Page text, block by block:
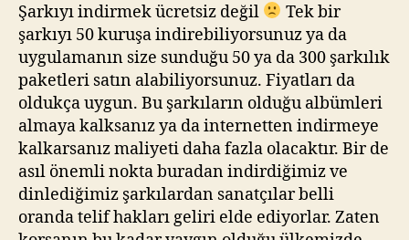
Şarkıyı indirmek ücretsiz değil
Tek bir
şarkıyı 50 kuruşa indirebiliyorsunuz ya da
uygulamanın size sunduğu 50 ya da 300 şarkılık
paketleri satın alabiliyorsunuz. Fiyatları da
oldukça uygun. Bu şarkıların olduğu albümleri
almaya kalksanız ya da internetten indirmeye
kalkarsanız maliyeti daha fazla olacaktır. Bir de
asıl önemli nokta buradan indirdiğimiz ve
dinlediğimiz şarkılardan sanatçılar belli
oranda telif hakları geliri elde ediyorlar. Zaten